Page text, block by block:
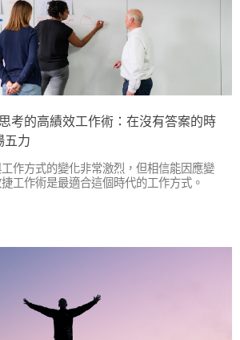
考的高績效工作術：在沒有答案的時
五力
作方式的變化非常激烈，但相信能因應變
工作術是最適合這個時代的工作方式。